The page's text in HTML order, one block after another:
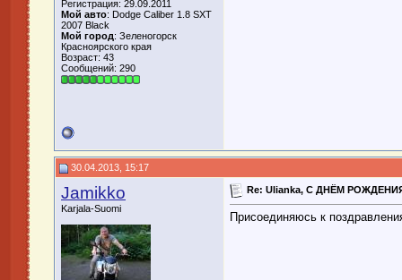
Регистрация: 29.09.2011
Мой авто: Dodge Caliber 1.8 SXT
2007 Black
Мой город: Зеленогорск
Красноярского края
Возраст: 43
Сообщений: 290
30.04.2013, 15:17
Jamikko
Karjala-Suomi
Re: Ulianka, С ДНЁМ
Присоединяюсь к